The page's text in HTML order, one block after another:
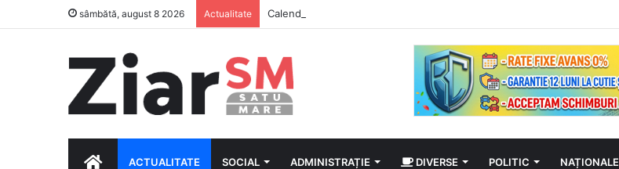
sâmbătă, august 8 2026 Actualitate Calendar Azi – 8 august
HOMEACTUALITATE SOCIAL ADMINISTRAȚIE DIVERSE POLITIC NAȚIONALE